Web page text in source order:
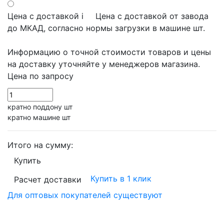
Цена с доставкой i
Цена с доставкой от завода
до МКАД, согласно нормы загрузки в машине шт.
Информацию о точной стоимости товаров и цены
на доставку уточняйте у менеджеров магазина.
Цена по запросу
кратно поддону шт
кратно машине шт
Итого на сумму:
Купить
Расчет доставки
Купить в 1 клик
Для оптовых покупателей существуют